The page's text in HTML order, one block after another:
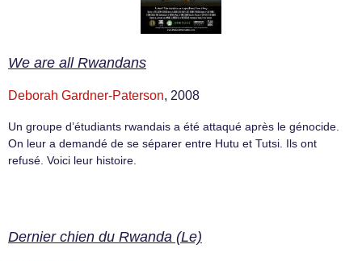
We are all Rwandans
Deborah Gardner-Paterson, 2008
Un groupe d’étudiants rwandais a été attaqué après le génocide.
On leur a demandé de se séparer entre Hutu et Tutsi. Ils ont
refusé. Voici leur histoire.
Dernier chien du Rwanda (Le)